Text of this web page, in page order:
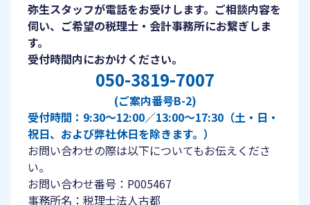
弥生スタッフが電話をお受けします。ご相談内容を
伺い、ご希望の税理士・会計事務所にお繋ぎしま
す。
受付時間内におかけください。
050-3819-7007
(ご案内番号B-2)
受付時間：9:30〜12:00／13:00〜17:30（土・日・
祝日、および弊社休日を除きます。）
お問い合わせの際は以下についてもお伝えくださ
い。
お問い合わせ番号：P005467
事務所名：税理士法人古都